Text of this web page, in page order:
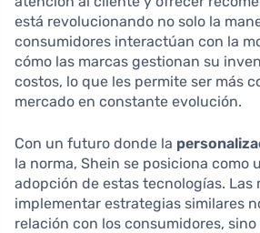
está revolucionando no solo la
consumidores interactúan con la
cómo las marcas gestionan su
costos, lo que les permite ser más
mercado en constante evolución.
Con un futuro donde la
la norma, Shein se posiciona como
adopción de estas tecnologías. Las
implementar estrategias similares
relación con los consumidores,